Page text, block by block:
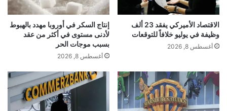
amplified using a Neuralynx ATLAS system,
filtered between 0.1 Hz and 9,000 Hz, and
sampled at 32 kHz. These recordings were
stored digitally for further analysis. Our
original dataset consisted of 50
ت
ا
ج
ت
ل
ذ
ي
ل
ة
ف
ك
ا
ر
الاقتصاد الأميركي يفقد 23 ألف
وظيفة في يوليو خلافاً للتوقعات
أغسطس 8, 2026
إنتاج السكر في أوروبا مهدد بالهبوط
لأدنى مستوى في أكثر من عقد
بسبب موجات الحر
أغسطس 8, 2026